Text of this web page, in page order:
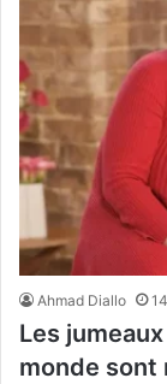
Ahmad Diallo
Les
monde sont